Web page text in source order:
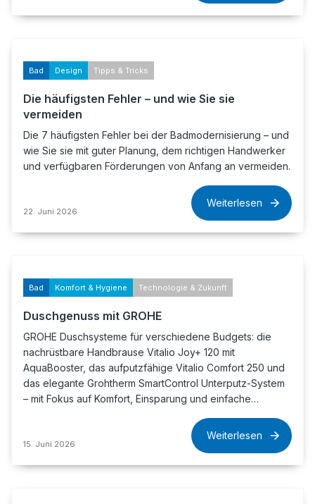
Bad Design Tipps & Tricks
Die häufigsten Fehler – und wie Sie sie
vermeiden
Die 7 häufigsten Fehler bei der Badmodernisierung – und
wie Sie sie mit guter Planung, dem richtigen Handwerker
und verfügbaren Förderungen von Anfang an vermeiden.
22. Juni 2026
Weiterlesen
Bad Komfort & Hygiene Technologie & Zukunft
Duschgenuss mit GROHE
GROHE Duschsysteme für verschiedene Budgets: die
nachrüstbare Handbrause Vitalio Joy+ 120 mit
AquaBooster, das aufputzfähige Vitalio Comfort 250 und
das elegante Grohtherm SmartControl Unterputz-System
– mit Fokus auf Komfort, Einsparung und einfache…
15. Juni 2026
Weiterlesen